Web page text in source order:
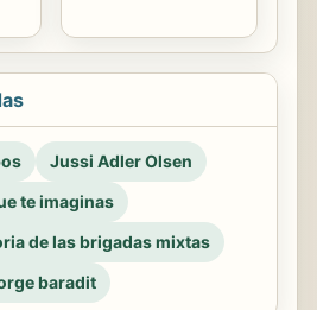
Jussi Adler Olsen
te imaginas
de las brigadas mixtas
baradit